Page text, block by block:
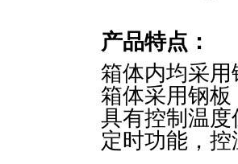
产品特点 ：
箱体内均采
箱体采用钢
具有控制温
定时功能，